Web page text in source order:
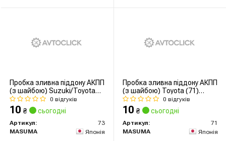
Пробка зливна піддону АКПП
(з шайбою) Suzuki/Toyota
(73) MASUMA0 відгуків
10 ₴ сьогодні
Артикул:
73
MASUMA
Японія
Пробка зливна піддону АКПП
(з шайбою) Toyota (71)
MASUMA
0 відгуків
10 ₴ сьогодні
Артикул:
71
MASUMA
Японія